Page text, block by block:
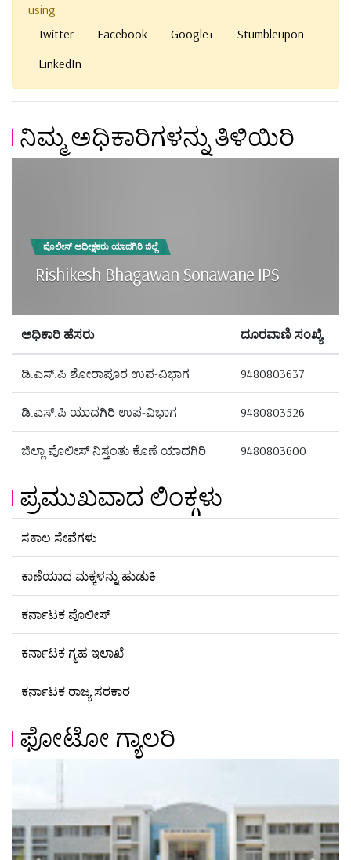
using
Twitter
Facebook Google+
Stumbleupon
LinkedIn
ನಿಮ್ಮ ಅಧಿಕಾರಿಗಳನ್ನು ತಿಳಿಯಿರಿ
ಪೊಲೀಸ್ ಅಧೀಕ್ಷಕರು ಯಾದಗಿರಿ ಜಿಲ್ಲೆ
Rishikesh Bhagawan Sonawane IPS
ಅಧಿಕಾರಿ ಹೆಸರು ದೂರವಾಣಿ ಸಂಖ್ಯೆ
ಡಿ.ಎಸ್.ಪಿ ಶೋರಾಪೂರ ಉಪ-ವಿಭಾಗ 9480803637
ಡಿ.ಎಸ್.ಪಿ ಯಾದಗಿರಿ ಉಪ-ವಿಭಾಗ 9480803526
ಜಿಲ್ಲಾ ಪೊಲೀಸ್ ನಿಸ್ತಂತು ಕೊಣೆ ಯಾದಗಿರಿ 9480803600
ಪ್ರಮುಖವಾದ ಲಿಂಕ್ಗಳು
ಸಕಾಲ ಸೇವೆಗಳು
ಕಾಣೆಯಾದ ಮಕ್ಕಳನ್ನು ಹುಡುಕಿ
ಕರ್ನಾಟಕ ಪೊಲೀಸ್
ಕರ್ನಾಟಕ ಗೃಹ ಇಲಾಖೆ
ಕರ್ನಾಟಕ ರಾಜ್ಯ ಸರಕಾರ
ಫೋಟೋ ಗ್ಯಾಲರಿ